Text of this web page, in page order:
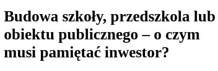
Budowa szkoły, przedszkola lub
obiektu publicznego – o czym
musi pamiętać inwestor?